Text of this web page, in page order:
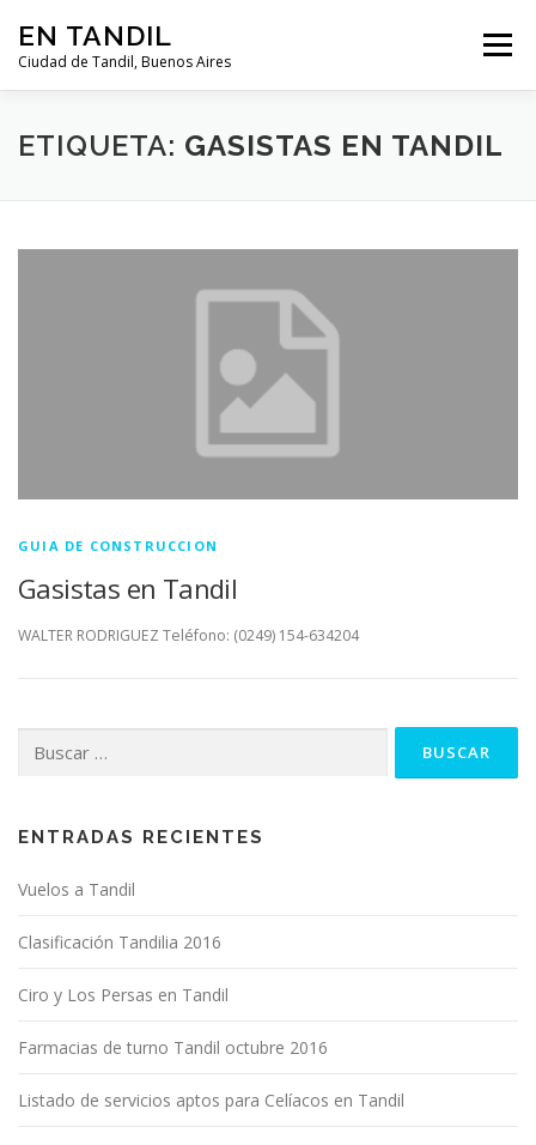
EN TANDIL
Ciudad de Tandil, Buenos Aires
Menú
INFORMACIÓN HISTORIA GUIAS
ETIQUETA: GASISTAS EN TANDIL
GUIA DE CONSTRUCCION
Gasistas en Tandil
WALTER RODRIGUEZ Teléfono: (0249) 154-634204
ENTRADAS RECIENTES
Vuelos a Tandil
Clasificación Tandilia 2016
Ciro y Los Persas en Tandil
Farmacias de turno Tandil octubre 2016
Listado de servicios aptos para Celíacos en Tandil